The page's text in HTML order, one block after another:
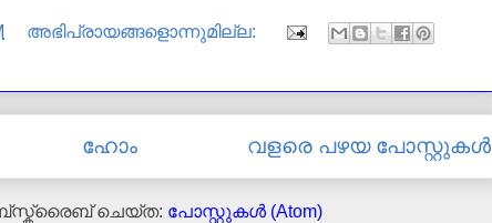
അഭിപ്രായങ്ങളൊന്നുമില്ല:
വളരെ പഴയ പോസ്റ്റുകള്‍
ഹോം
ചെയ്ത: പോസ്റ്റുകള്‍ (Atom)